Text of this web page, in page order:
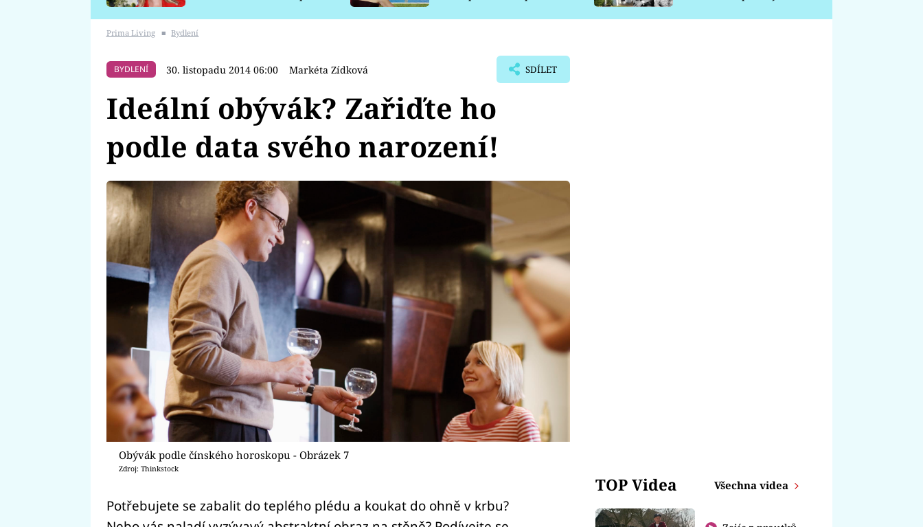
Prima Living ■ Bydlení
BYDLENÍ 30. listopadu 2014 06:00 Markéta Zídková SDÍLET
Ideální obývák? Zařiďte ho
podle data svého narození!
Obývák podle čínského horoskopu - Obrázek 7
Zdroj: Thinkstock
Potřebujete se zabalit do teplého plédu a koukat do ohně v krbu?
TOP Videa Všechna videa